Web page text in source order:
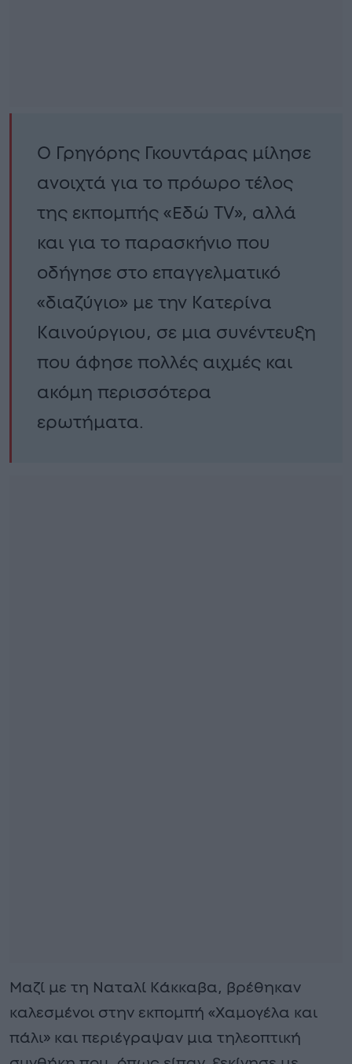
Ο Γρηγόρης Γκουντάρας μίλησε
ανοιχτά για το πρόωρο τέλος
της εκπομπής «Εδώ TV», αλλά
και για το παρασκήνιο που
οδήγησε στο επαγγελματικό
«διαζύγιο» με την Κατερίνα
Καινούργιου, σε μια συνέντευξη
που άφησε πολλές αιχμές και
ακόμη περισσότερα
ερωτήματα.
Μαζί με τη Ναταλί Κάκκαβα, βρέθηκαν
καλεσμένοι στην εκπομπή «Χαμογέλα και
πάλι» και περιέγραψαν μια τηλεοπτική